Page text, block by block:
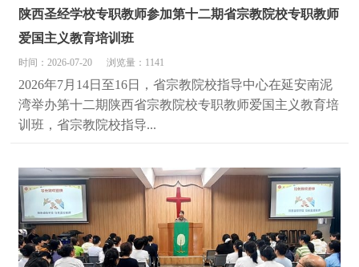
陕西圣经学校专职教师参加第十二期省宗教院校专职教师
爱国主义教育培训班
时间：2026-07-20 浏览量：1141
2026年7月14日至16日，省宗教院校指导中心在延安南泥
湾举办第十二期陕西省宗教院校专职教师爱国主义教育培
训班，省宗教院校指导...